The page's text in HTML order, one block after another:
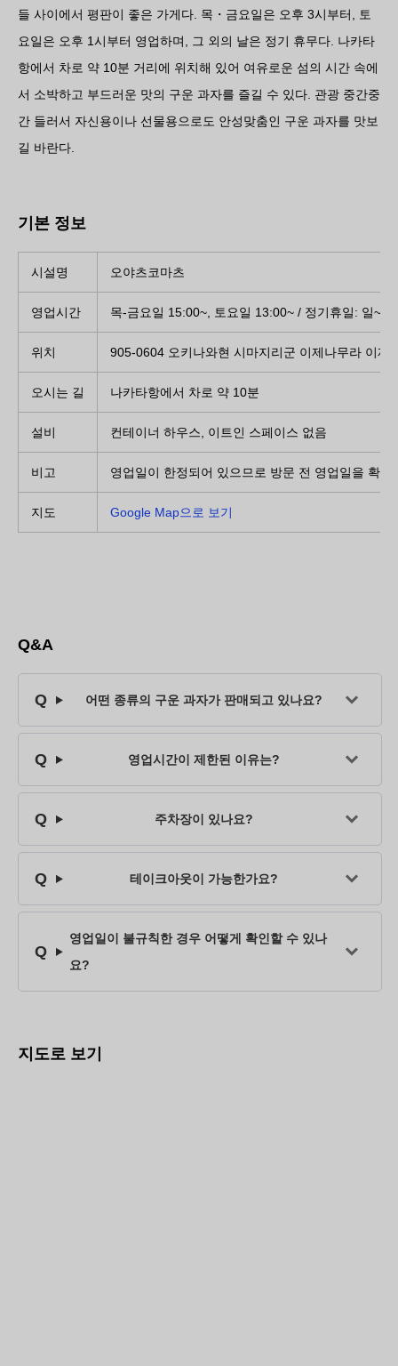
들 사이에서 평판이 좋은 가게다. 목・금요일은 오후 3시부터, 토
요일은 오후 1시부터 영업하며, 그 외의 날은 정기 휴무다. 나카타
항에서 차로 약 10분 거리에 위치해 있어 여유로운 섬의 시간 속에
서 소박하고 부드러운 맛의 구운 과자를 즐길 수 있다. 관광 중간중
간 들러서 자신용이나 선물용으로도 안성맞춤인 구운 과자를 맛보
길 바란다.
기본 정보
시설명 오야츠코마츠
영업시간 목-금요일 15:00~, 토요일 13:00~ / 정기휴일: 일~수
위치 905-0604 오키나와현 시마지리군 이제나무라 이제
오시는 길 나카타항에서 차로 약 10분
설비 컨테이너 하우스, 이트인 스페이스 없음
비고 영업일이 한정되어 있으므로 방문 전 영업일을 확인
지도 Google Map으로 보기
Q&A
어떤 종류의 구운 과자가 판매되고 있나요?
영업시간이 제한된 이유는?
주차장이 있나요?
테이크아웃이 가능한가요?
영업일이 불규칙한 경우 어떻게 확인할 수 있나
요?
지도로 보기